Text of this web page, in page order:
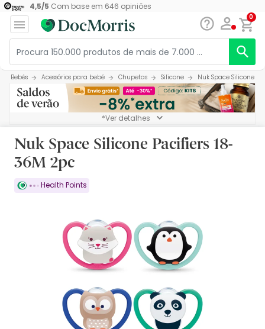
4,5/5 Com base em 646 opiniões
0
Bebés Acessórios para bebé Chupetas Silicone Nuk Space Silicone
*Ver detalhes
Nuk Space Silicone Pacifiers 18-
36M 2pc
Health Points